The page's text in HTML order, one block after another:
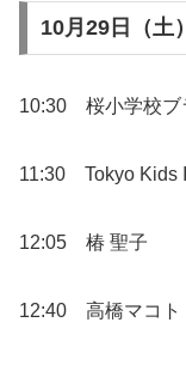
10月29日（土）
10:30 桜小学校ブ
11:30 Tokyo Kids
12:05 椿 聖子
12:40 高橋マコト